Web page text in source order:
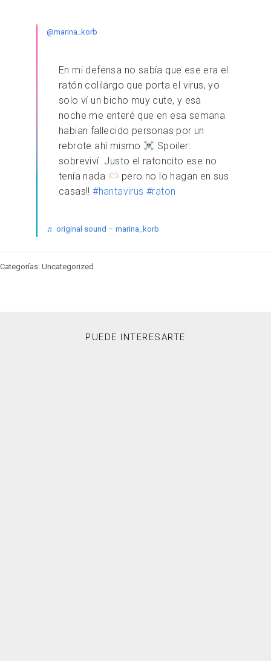
@marina_korb
En mi defensa no sabía que ese era el
ratón colilargo que porta el virus, yo
solo ví un bicho muy cute, y esa
noche me enteré que en esa semana
habian fallecido personas por un
rebrote ahí mismo
Spoiler:
sobreviví. Justo el ratoncito ese no
tenía nada
pero no lo hagan en sus
casas!!#hantavirus #raton
♬ original sound – marina_korb
Categorías: Uncategorized
PUEDE INTERESARTE